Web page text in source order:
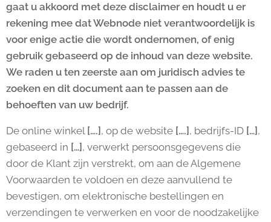
gaat u akkoord met deze disclaimer en houdt u er
rekening mee dat Webnode niet verantwoordelijk is
voor enige actie die wordt ondernomen, of enig
gebruik gebaseerd op de inhoud van deze website.
We raden u ten zeerste aan om juridisch advies te
zoeken en dit document aan te passen aan de
behoeften van uw bedrijf.
De online winkel [….] , op de website [….] , bedrijfs-ID […] ,
gebaseerd in […] , verwerkt persoonsgegevens die
door de Klant zijn verstrekt, om aan de Algemene
Voorwaarden te voldoen en deze aanvullend te
bevestigen, om elektronische bestellingen en
verzendingen te verwerken en voor de noodzakelijke